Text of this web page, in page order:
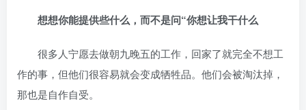
想想你能提供些什么，而不是问“你想让我干什么
很多人宁愿去做朝九晚五的工作，回家了就完全不想工
作的事，但他们很容易就会变成牺牲品。他们会被淘汰掉，
那也是自作自受。